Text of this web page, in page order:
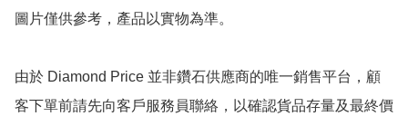
圖片僅供參考，產品以實物為準。
由於 Diamond Price 並非鑽石供應商的唯一銷售平台，顧
客下單前請先向客戶服務員聯絡，以確認貨品存量及最終價